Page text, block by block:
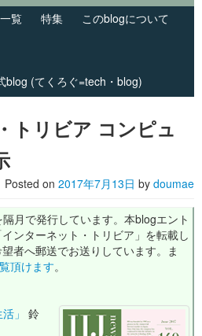
覧 特集 このblogについて
blog (てくろぐ=tech・blog)
トリビア コンピュ
Posted on 2017年7月13日 by doumae
隔月で発行しています。本blogエント
ンターネット・トリビア」を転載し
者へ郵送でお送りしています。ま
頂けます。
」 鈴